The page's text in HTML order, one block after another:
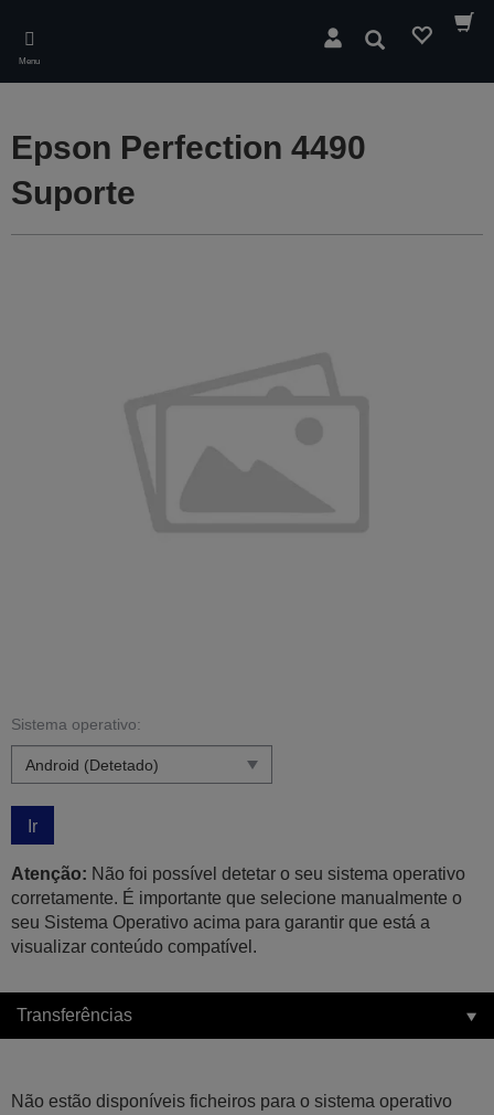
main
content
Menu
Pesquisar
Epson Perfection 4490
Suporte
Sistema operativo:
Ir
Atenção: Não foi possível detetar o seu sistema operativo
corretamente. É importante que selecione manualmente o
seu Sistema Operativo acima para garantir que está a
visualizar conteúdo compatível.
Transferências
Não estão disponíveis ficheiros para o sistema operativo